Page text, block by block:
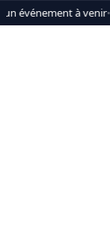
événement à venir•
Aller
au